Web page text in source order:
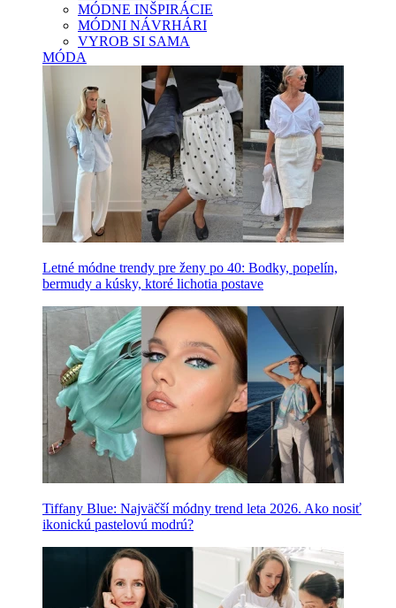
MÓDNE INŠPIRÁCIE
MÓDNI NÁVRHÁRI
VYROB SI SAMA
MÓDA
Letné módne trendy pre ženy po 40: Bodky, popelín,
bermudy a kúsky, ktoré lichotia postave
Tiffany Blue: Najväčší módny trend leta 2026. Ako nosiť
ikonickú pastelovú modrú?